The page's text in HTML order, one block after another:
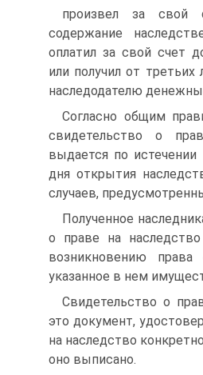
произвел за свой
содержание
оплатил за свой счет
или получил от
наследодателю
Согласно общим
свидетельство о
выдается по
дня открытия
случаев,
Полученное
о праве на
возникновению права
указанное в нем
Свидетельство о
это документ,
на наследство
оно выписано.